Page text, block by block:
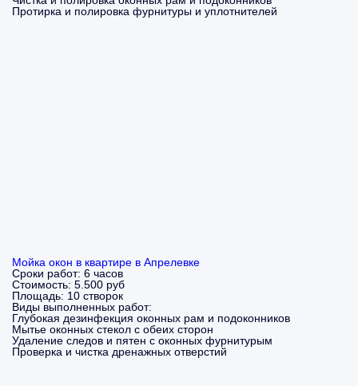
Протирка и полировка фурнитуры и уплотнителей
Мойка окон в квартире в Апрелевке
Сроки работ: 6 часов
Стоимость: 5.500 руб
Площадь: 10 створок
Виды выполненных работ:
Глубокая дезинфекция оконных рам и подоконников
Мытье оконных стекол с обеих сторон
Удаление следов и пятен с оконных фурнитурым
Проверка и чистка дренажных отверстий